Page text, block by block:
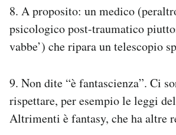
8. A proposito: un medico
psicologico post-traumatico
vabbe’) che ripara un telescopio
9. Non dite “è fantascienza”. Ci
rispettare, per esempio le leggi
Altrimenti è fantasy, che ha altre